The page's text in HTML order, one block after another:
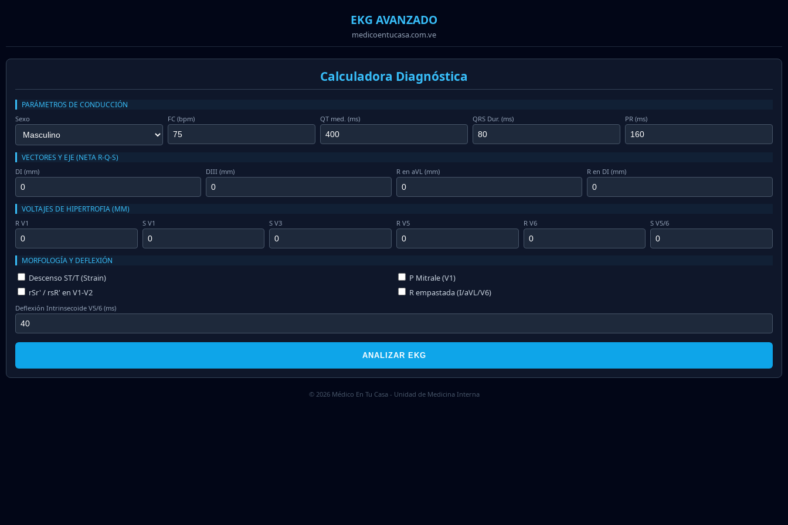
EKG AVANZADO
medicoentucasa.com.ve
Calculadora Diagnóstica
PARÁMETROS DE CONDUCCIÓN
Sexo FC (bpm) QT med. (ms) QRS Dur. (ms) PR (ms)
VECTORES Y EJE (NETA R-Q-S)
DI (mm) DIII (mm) R en aVL (mm) R en DI (mm)
VOLTAJES DE HIPERTROFIA (MM)
R V1 S V1 S V3 R V5 R V6 S V5/6
MORFOLOGÍA Y DEFLEXIÓN
Descenso ST/T (Strain)
P Mitrale (V1)
rSr' / rsR' en V1-V2
R empastada (I/aVL/V6)
Deflexión Intrinsecoide V5/6 (ms)
ANALIZAR EKG
© 2026 Médico En Tu Casa - Unidad de Medicina Interna